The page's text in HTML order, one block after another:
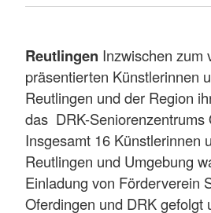
Reutlingen Inzwischen zum
präsentierten Künstlerinnen
Reutlingen und der Region
das DRK-Seniorenzentrums
Insgesamt 16 Künstlerinnen
Reutlingen und Umgebung
Einladung von Förderverein
Oferdingen und DRK gefolgt